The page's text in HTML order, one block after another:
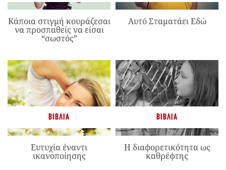
Κάποια στιγμή κουράζεσαι
να προσπαθείς να είσαι
“σωστός”
Αυτό Σταματάει Εδώ
ΒΙΒΛΊΑ
Ευτυχία έναντι
ικανοποίησης
ΒΙΒΛΊΑ
Η διαφορετικότητα ως
καθρέφτης